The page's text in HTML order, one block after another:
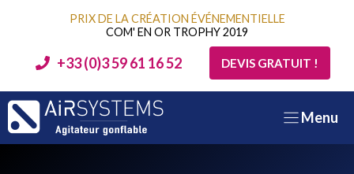
contenu
PRIX DE LA CRÉATION ÉVÉNEMENTIELLE
COM' EN OR TROPHY 2019
+33 (0)3 59 61 16 52 DEVIS GRATUIT !
Menu